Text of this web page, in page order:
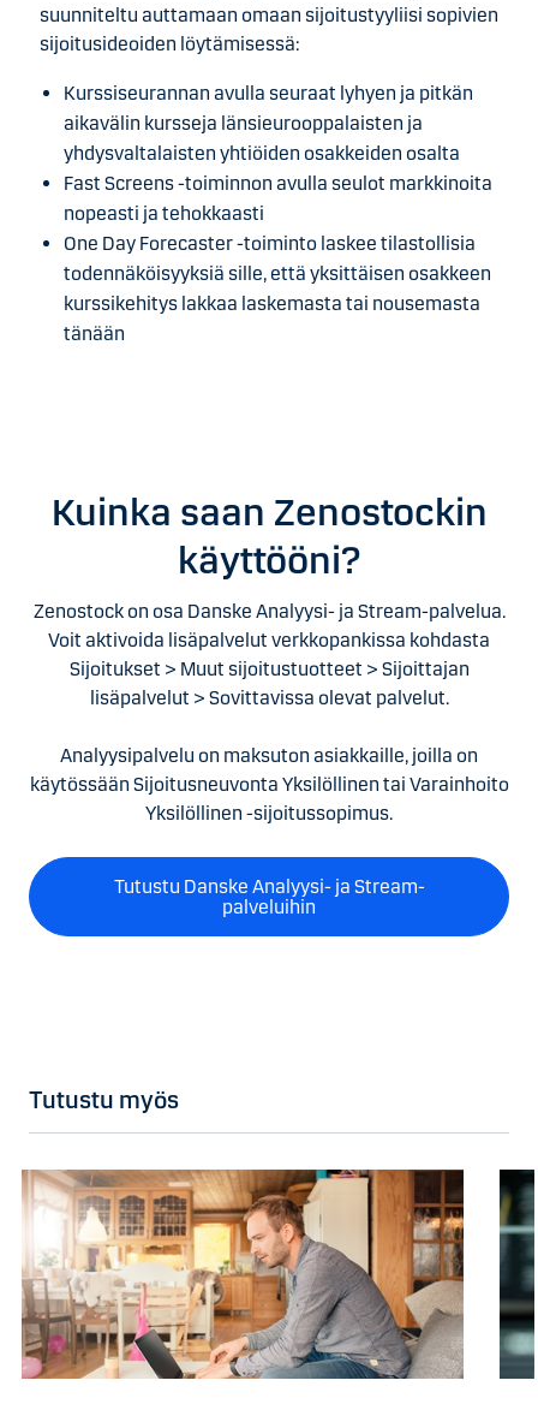
suunniteltu auttamaan omaan sijoitustyyliisi sopivien
sijoitusideoiden löytämisessä:
Kurssiseurannan avulla seuraat lyhyen ja pitkän
aikavälin kursseja länsieurooppalaisten ja
yhdysvaltalaisten yhtiöiden osakkeiden osalta
Fast Screens -toiminnon avulla seulot markkinoita
nopeasti ja tehokkaasti
One Day Forecaster -toiminto laskee tilastollisia
todennäköisyyksiä sille, että yksittäisen osakkeen
kurssikehitys lakkaa laskemasta tai nousemasta
tänään
Kuinka saan Zenostockin
käyttööni?
Zenostock on osa Danske Analyysi- ja Stream-palvelua.
Voit aktivoida lisäpalvelut verkkopankissa kohdasta
Sijoitukset > Muut sijoitustuotteet > Sijoittajan
lisäpalvelut > Sovittavissa olevat palvelut.
Analyysipalvelu on maksuton asiakkaille, joilla on
käytössään Sijoitusneuvonta Yksilöllinen tai Varainhoito
Yksilöllinen -sijoitussopimus.
Tutustu Danske Analyysi- ja Stream-
palveluihin
Tutustu myös